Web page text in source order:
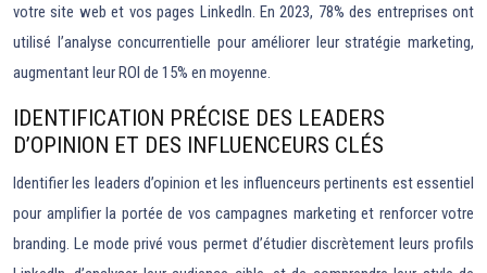
votre site web et vos pages LinkedIn. En 2023, 78% des entreprises ont
utilisé l’analyse concurrentielle pour améliorer leur stratégie marketing,
augmentant leur ROI de 15% en moyenne.
IDENTIFICATION PRÉCISE DES LEADERS
D’OPINION ET DES INFLUENCEURS CLÉS
Identifier les leaders d’opinion et les influenceurs pertinents est essentiel
pour amplifier la portée de vos campagnes marketing et renforcer votre
branding. Le mode privé vous permet d’étudier discrètement leurs profils